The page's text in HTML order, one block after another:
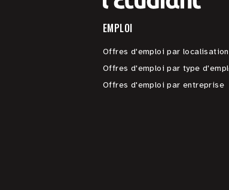
EMPLOI
Offres d'emploi par localisation
Offres d'emploi par type
Offres d'emploi par entreprise